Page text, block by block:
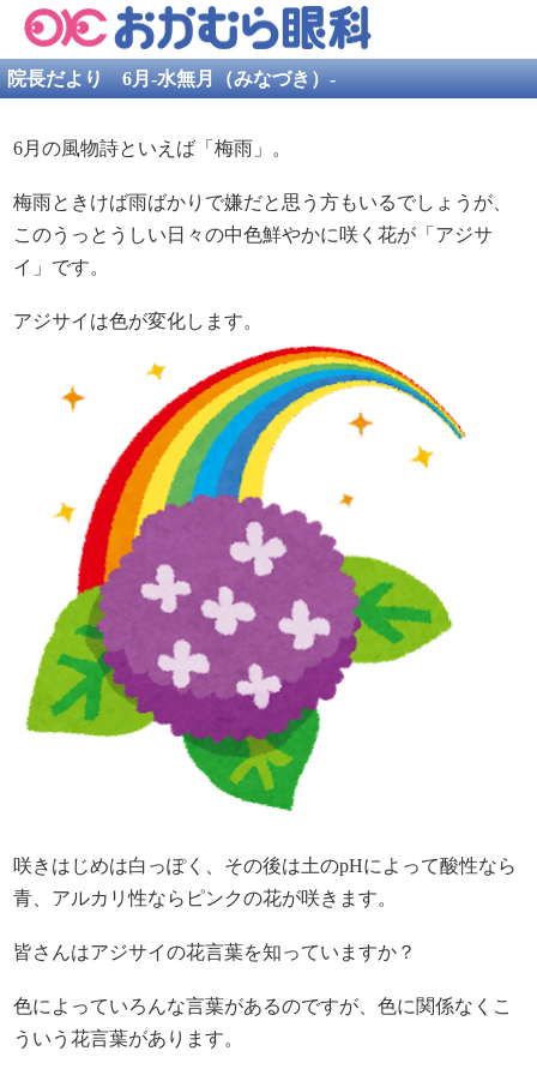
院長だより 6月-水無月（みなづき）-
6月の風物詩といえば「梅雨」。
梅雨ときけば雨ばかりで嫌だと思う方もいるでしょうが、
このうっとうしい日々の中色鮮やかに咲く花が「アジサ
イ」です。
アジサイは色が変化します。
咲きはじめは白っぽく、その後は土のpHによって酸性なら
青、アルカリ性ならピンクの花が咲きます。
皆さんはアジサイの花言葉を知っていますか？
色によっていろんな言葉があるのですが、色に関係なくこ
ういう花言葉があります。